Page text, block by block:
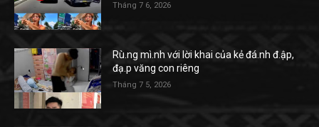
Tháng 7 6, 2026
Rù.ng mì.nh với lời khai của kẻ đá.nh đ.ập,
đạ.p văng con riêng
Tháng 7 5, 2026